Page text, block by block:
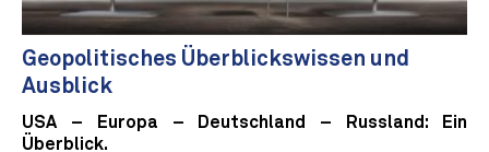
Geopolitisches Überblickswissen und
Ausblick
USA – Europa – Deutschland – Russland: Ein
Überblick.